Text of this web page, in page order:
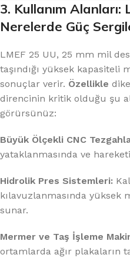
3. Kullanım Alanları:
Nerelerde Güç
LMEF 25 UU, 25 mm mil
taşındığı yüksek
sonuçlar verir. Özellikle
direncinin kritik olduğu şu
görürsünüz:
Büyük Ölçekli CNC
yataklanmasında ve
Hidrolik Pres Sistemleri:
kılavuzlanmasında yüksek
sunar.
Mermer ve Taş İşleme
ortamlarda ağır plakaların